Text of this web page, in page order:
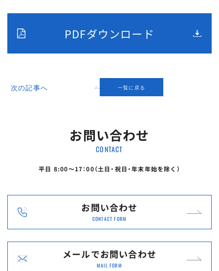
PDFダウンロード
次の記事へ 一覧に戻る
お問い合わせ
CONTACT
平日 8:00〜17：00（土日・祝日・年末年始を除く）
お問い合わせ
CONTACT FORM
メールでお問い合わせ
MAIL FORM